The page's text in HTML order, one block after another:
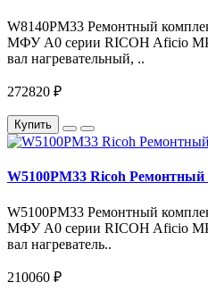
W8140PM33 Ремонтный
МФУ A0 серии RICOH Aficio MP
вал нагревательный, ..
272820 ₽
Купить
W5100PM33 Ricoh Ремонтный
W5100PM33 Ремонтный
МФУ A0 серии RICOH Aficio MP
вал нагреватель..
210060 ₽